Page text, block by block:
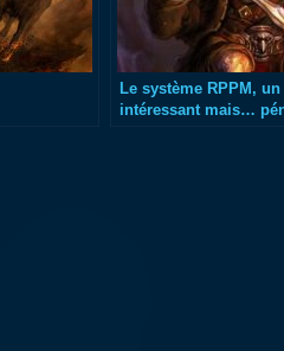
Le système RPPM,
intéressant mais…